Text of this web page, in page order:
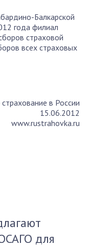
Балкарской
года филиал
страховой
всех страховых
в России
15.06.2012
www.rustrahovka.ru
для